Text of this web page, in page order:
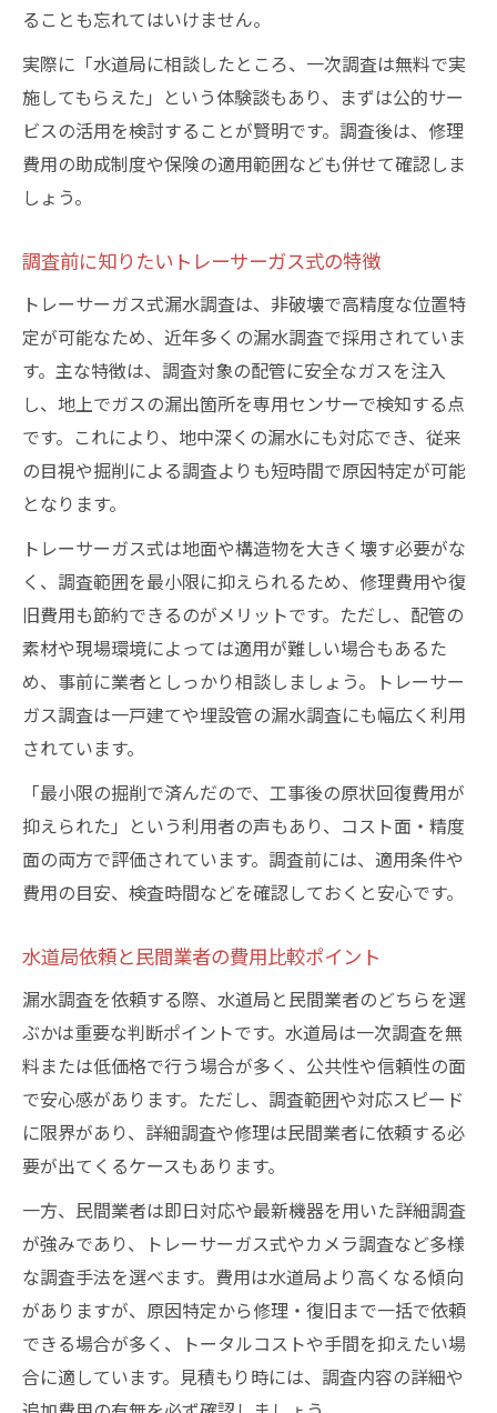
ることも忘れてはいけません。
実際に「水道局に相談したところ、一次調査は無料で実
施してもらえた」という体験談もあり、まずは公的サー
ビスの活用を検討することが賢明です。調査後は、修理
費用の助成制度や保険の適用範囲なども併せて確認しま
しょう。
調査前に知りたいトレーサーガス式の特徴
トレーサーガス式漏水調査は、非破壊で高精度な位置特
定が可能なため、近年多くの漏水調査で採用されていま
す。主な特徴は、調査対象の配管に安全なガスを注入
し、地上でガスの漏出箇所を専用センサーで検知する点
です。これにより、地中深くの漏水にも対応でき、従来
の目視や掘削による調査よりも短時間で原因特定が可能
となります。
トレーサーガス式は地面や構造物を大きく壊す必要がな
く、調査範囲を最小限に抑えられるため、修理費用や復
旧費用も節約できるのがメリットです。ただし、配管の
素材や現場環境によっては適用が難しい場合もあるた
め、事前に業者としっかり相談しましょう。トレーサー
ガス調査は一戸建てや埋設管の漏水調査にも幅広く利用
されています。
「最小限の掘削で済んだので、工事後の原状回復費用が
抑えられた」という利用者の声もあり、コスト面・精度
面の両方で評価されています。調査前には、適用条件や
費用の目安、検査時間などを確認しておくと安心です。
水道局依頼と民間業者の費用比較ポイント
漏水調査を依頼する際、水道局と民間業者のどちらを選
ぶかは重要な判断ポイントです。水道局は一次調査を無
料または低価格で行う場合が多く、公共性や信頼性の面
で安心感があります。ただし、調査範囲や対応スピード
に限界があり、詳細調査や修理は民間業者に依頼する必
要が出てくるケースもあります。
一方、民間業者は即日対応や最新機器を用いた詳細調査
が強みであり、トレーサーガス式やカメラ調査など多様
な調査手法を選べます。費用は水道局より高くなる傾向
がありますが、原因特定から修理・復旧まで一括で依頼
できる場合が多く、トータルコストや手間を抑えたい場
合に適しています。見積もり時には、調査内容の詳細や